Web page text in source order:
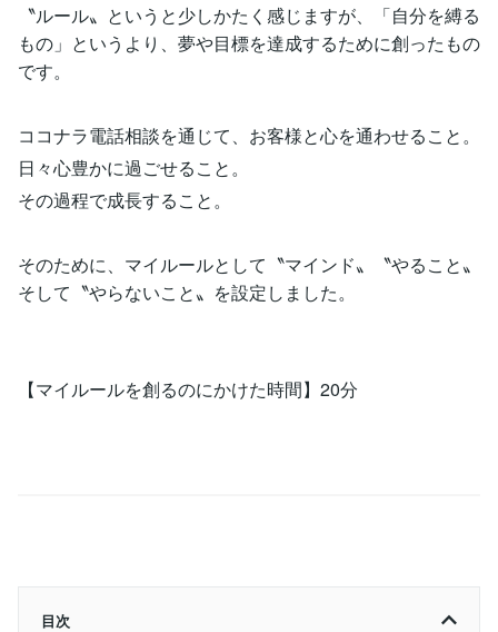
〝ルール〟というと少しかたく感じますが、「自分を縛る
もの」というより、夢や目標を達成するために創ったもの
です。
ココナラ電話相談を通じて、お客様と心を通わせること。
日々心豊かに過ごせること。
その過程で成長すること。
そのために、マイルールとして〝マインド〟〝やること〟
そして〝やらないこと〟を設定しました。
【マイルールを創るのにかけた時間】20分
目次